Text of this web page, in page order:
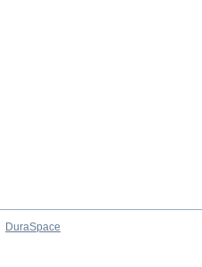
DuraSpace